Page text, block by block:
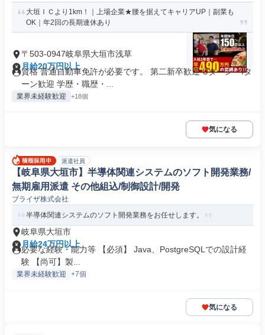
大垣ＩＣより1km！｜上場企業★腰を据えてキャリアUP｜副業も
OK｜年2回の長期連休あり
〒503-0947岐阜県大垣市浅草
月給20万円以上
資格 普通自動車免許が必要です。 第二新卒歓迎 Uターン・Iタ
ーン歓迎 学歴・職歴・...
業界未経験歓迎 +18個
気になる
派遣社員
【岐阜県大垣市】半導体関連システムのソフト開発業務/
無期雇用派遣 その他組込/制御設計/開発
ブライザ株式会社
半導体関連システムのソフト開発業務をお任せします。
岐阜県大垣市
月給24万円以上
必要な経験・能力等 【必須】 Java、PostgreSQLでの設計経
験 【尚可】製...
業界未経験歓迎 +7個
気になる